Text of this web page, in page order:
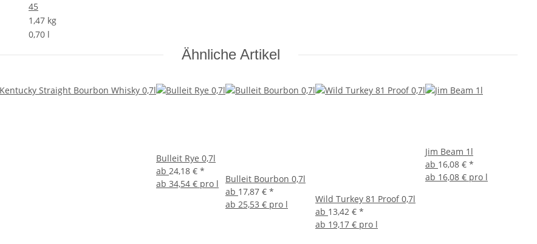
45
1,47 kg
0,70 l
Ähnliche Artikel
Bulleit Rye 0,7l
ab 24,18 € *
ab 34,54 € pro l
Bulleit Bourbon 0,7l
ab 17,87 € *
ab 25,53 € pro l
Wild Turkey 81 Proof 0,7l
ab 13,42 € *
ab 19,17 € pro l
Jim Beam 1l
ab 16,08 € *
ab 16,08 € pro l